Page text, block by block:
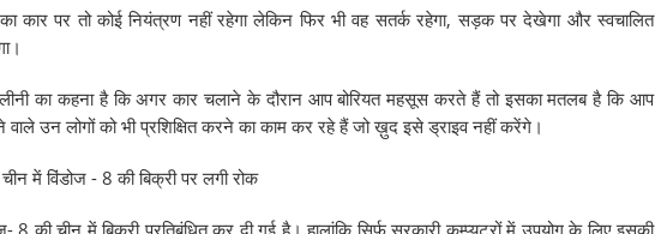
कार पर तो कोई नियंत्रण नहीं रहेगा लेकिन फिर भी वह सतर्क रहेगा, सड़क पर देखेगा और स्वचालित
का कहना है कि अगर कार चलाने के दौरान आप बोरियत महसूस करते हैं तो इसका मतलब है कि आप
वाले उन लोगों को भी प्रशिक्षित करने का काम कर रहे हैं जो ख़ुद इसे ड्राइव नहीं करेंगे।
में विंडोज - 8 की बिक्री पर लगी रोक